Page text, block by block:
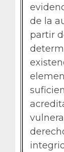
de la
partir